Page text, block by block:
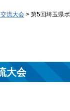
流大会 > 第5回埼玉県ボ
大会